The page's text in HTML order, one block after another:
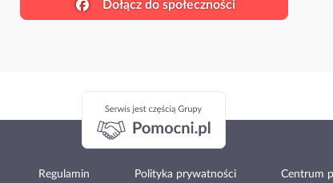
Dołącz do społeczności
Regulamin Polityka prywatności Centrum